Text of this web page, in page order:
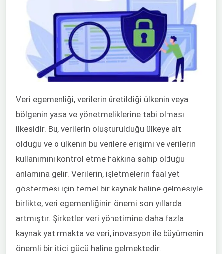
Veri egemenliği, verilerin üretildiği ülkenin veya
bölgenin yasa ve yönetmeliklerine tabi olması
ilkesidir. Bu, verilerin oluşturulduğu ülkeye ait
olduğu ve o ülkenin bu verilere erişimi ve verilerin
kullanımını kontrol etme hakkına sahip olduğu
anlamına gelir. Verilerin, işletmelerin faaliyet
göstermesi için temel bir kaynak haline gelmesiyle
birlikte, veri egemenliğinin önemi son yıllarda
artmıştır. Şirketler veri yönetimine daha fazla
kaynak yatırmakta ve veri, inovasyon ile büyümenin
önemli bir itici gücü haline gelmektedir.